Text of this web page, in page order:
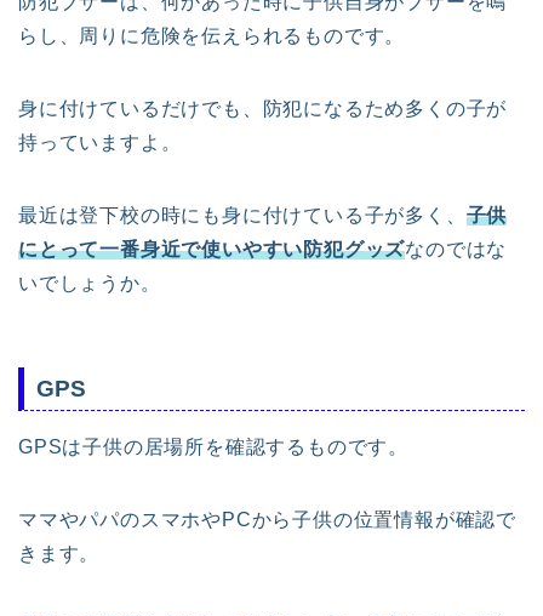
らし、周りに危険を伝えられるものです。
身に付けているだけでも、防犯になるため多くの子が
持っていますよ。
最近は登下校の時にも身に付けている子が多く、 子供
にとって一番身近で使いやすい防犯グッズなのではな
いでしょうか。
GPS
GPSは子供の居場所を確認するものです。
ママやパパのスマホやPCから子供の位置情報が確認で
きます。